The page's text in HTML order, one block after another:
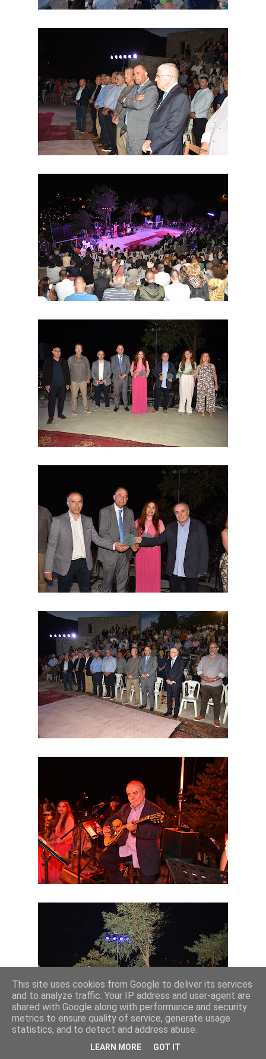
This site uses cookies from Google to deliver its services
and to analyze traffic. Your IP address and user-agent are
shared with Google along with performance and security
metrics to ensure quality of service, generate usage
statistics, and to detect and address abuse.
LEARN MORE GOT IT